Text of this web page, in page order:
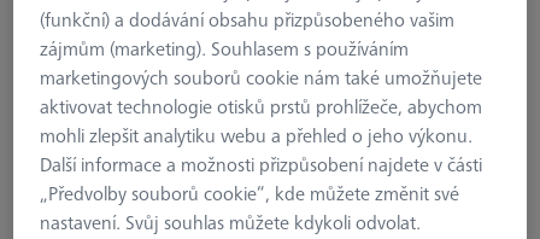
REFERENČNÍ ZNAČKY
(funkční) a dodávání obsahu přizpůsobeného vašim
zájmům (marketing). Souhlasem s používáním
marketingových souborů cookie nám také umožňujete
aktivovat technologie otisků prstů prohlížeče, abychom
mohli zlepšit analytiku webu a přehled o jeho výkonu.
Další informace a možnosti přizpůsobení najdete v části
„Předvolby souborů cookie“, kde můžete změnit své
nastavení. Svůj souhlas můžete kdykoli odvolat.